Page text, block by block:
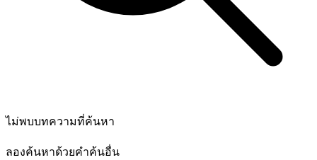
ไม่พบบทความที่ค้นหา
ลองค้นหาด้วยคำค้นอื่น